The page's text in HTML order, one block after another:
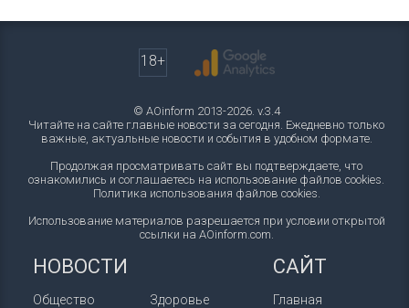
18+
© AOinform 2013-2026. v.3.4
Читайте на сайте главные новости за сегодня. Ежедневно только
важные, актуальные новости и события в удобном формате.
Продолжая просматривать сайт вы подтверждаете, что
ознакомились и соглашаетесь на использование файлов cookies.
Политика использования файлов cookies.
Использование материалов разрешается при условии открытой
ссылки на AOinform.com.
НОВОСТИ
Общество
Здоровье
САЙТ
Главная